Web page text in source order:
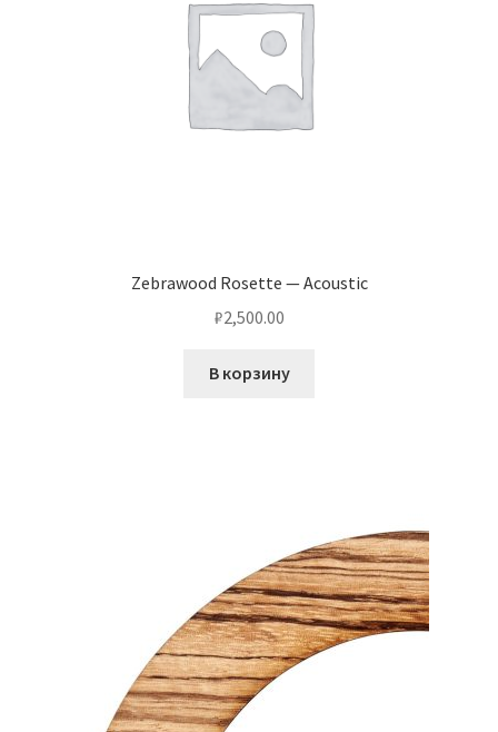
Zebrawood Rosette — Acoustic
₽2,500.00
В корзину